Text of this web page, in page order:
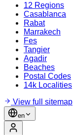
12 Regions
Casablanca
Rabat
Marrakech
Fes
Tangier
Agadir
Beaches
Postal Codes
14k Localities
View full sitemap
en